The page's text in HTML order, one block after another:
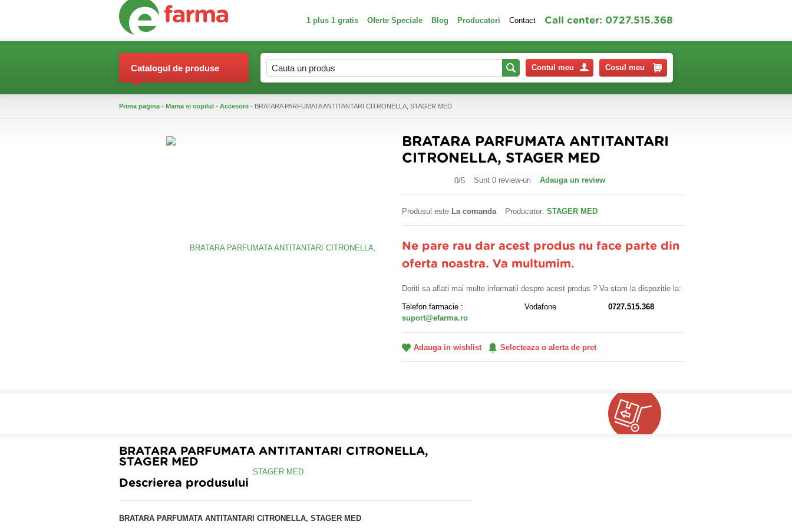
1 plus 1 gratis Oferte Speciale Blog Producatori Contact Call center: 0727.515.368
Catalogul de produse Contul meu Cosul meu
Prima pagina - Mama si copilul - Accesorii - BRATARA PARFUMATA ANTITANTARI CITRONELLA, STAGER MED
BRATARA PARFUMATA ANTITANTARI
CITRONELLA, STAGER MED
0/5 Sunt 0 review-uri Adauga un review
Produsul este La comanda Producator: STAGER MED
Ne pare rau dar acest produs nu face parte din
oferta noastra. Va multumim.
Doriti sa aflati mai multe informatii despre acest produs ? Va stam la dispozitie la:
Telefon farmacie : Vodafone
0727.515.368
suport@efarma.ro
Adauga in wishlist Selecteaza o alerta de pret
BRATARA PARFUMATA ANTITANTARI CITRONELLA,
STAGER MED
Descrierea produsului
BRATARA PARFUMATA ANTITANTARI CITRONELLA, STAGER MED